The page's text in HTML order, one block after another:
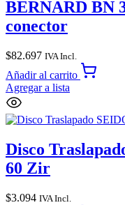
BERNARD BN
conector
$82.697 IVA Incl.
Añadir al carrito
Agregar a lista
Disco
60 Zir
$3.094 IVA Incl.